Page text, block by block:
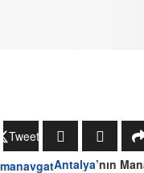
Tweetle
Antalya’nın